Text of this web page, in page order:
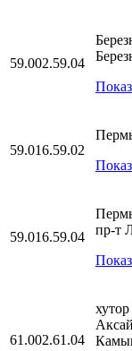
59.002.59.04
59.016.59.02
59.016.59.04
пр-т
61.002.61.04